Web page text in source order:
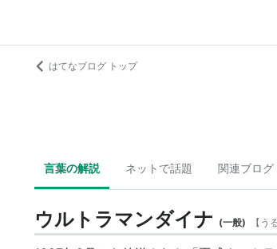
はてなブログ トップ
言葉の解説 ネットで話題 関連ブログ
ウルトラマンダイナ (一般) 【 う